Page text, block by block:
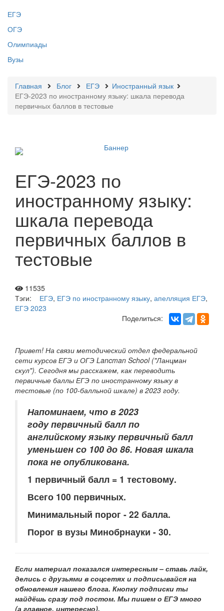
ЕГЭ
ОГЭ
Олимпиады
Вузы
Главная Блог ЕГЭ
Иностранный язык
ЕГЭ-2023 по иностранному языку: шкала перевода
первичных баллов в тестовые
ЕГЭ-2023 по
иностранному языку:
шкала перевода
первичных баллов в
тестовые
11535
Тэги:
ЕГЭ, ЕГЭ по иностранному языку, апелляция ЕГЭ,
ЕГЭ 2023
Поделиться:
Привет! На связи методический отдел федеральной
сети курсов ЕГЭ и ОГЭ Lancman School ("Ланцман
скул"). Сегодня мы расскажем, как переводить
первичные баллы ЕГЭ по иностранному языку в
тестовые (по 100-балльной шкале) в 2023 году.
Напоминаем, что в 2023
году первичный балл по
английскому языку первичный балл
уменьшен со 100 до 86. Новая шкала
пока не опубликована.
1 первичный балл = 1 тестовому.
Всего 100 первичных.
Минимальный порог - 22 балла.
Порог в вузы Минобрнауки - 30.
Если материал показался интересным – ставь лайк,
делись с друзьями в соцсетях и подписывайся на
обновления нашего блога. Кнопку подписки ты
найдёшь сразу под постом. Мы пишем о ЕГЭ много
(а главное, интересно).